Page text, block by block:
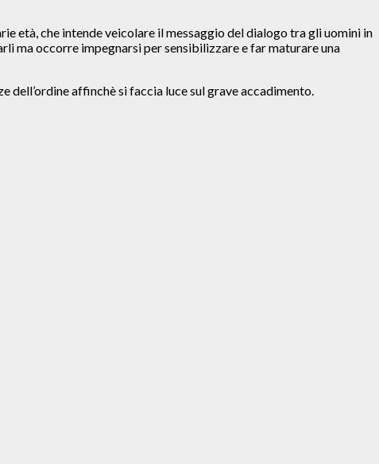
età, che intende veicolare il messaggio del dialogo tra gli uomini in
ma occorre impegnarsi per sensibilizzare e far maturare una
affinchè si faccia luce sul grave accadimento.